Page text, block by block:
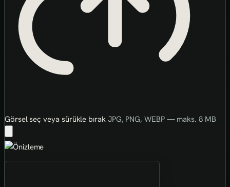
Görsel seç veya sürükle bırak JPG, PNG, WEBP — maks. 8 MB